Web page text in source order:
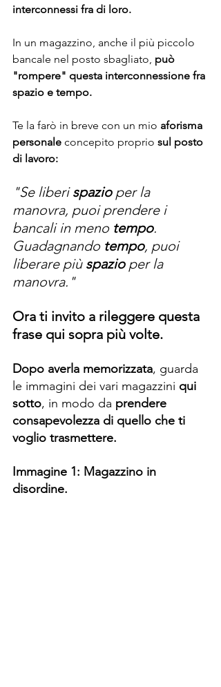
interconnessi fra di loro.
In un magazzino, anche il più piccolo
bancale nel posto sbagliato, può
"rompere" questa interconnessione fra
spazio e tempo.
Te la farò in breve con un mio aforisma
personale concepito proprio sul posto
di lavoro:
"Se liberi spazio per la
manovra, puoi prendere i
bancali in meno tempo.
Guadagnando tempo, puoi
liberare più spazio per la
manovra."
Ora ti invito a rileggere questa
frase qui sopra più volte.
Dopo averla memorizzata, guarda
le immagini dei vari magazzini qui
sotto, in modo da prendere
consapevolezza di quello che ti
voglio trasmettere.
Immagine 1: Magazzino in
disordine.